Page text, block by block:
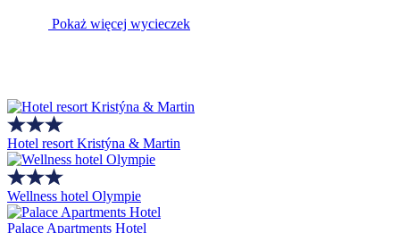
Pokaż więcej wycieczek
Hotel resort Kristýna & Martin
Wellness hotel Olympie
Palace Apartments Hotel